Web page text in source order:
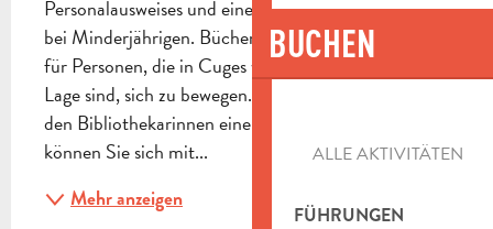
BUCHEN
ALLE AKTIVITÄTEN
FÜHRUNGEN
Personalausweises und einer elterlichen Erlaubnis
bei Minderjährigen. Büchertransport nach Hause
für Personen, die in Cuges wohnen und nicht in der
Lage sind, sich zu bewegen. WLAN: Wenn Sie bei
den Bibliothekarinnen einen Code anfordern,
können Sie sich mit...
Mehr anzeigen